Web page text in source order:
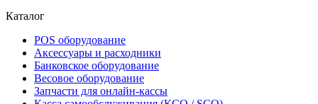
Каталог
POS оборудование
Аксессуары и расходники
Банковское оборудование
Весовое оборудование
Запчасти для онлайн-кассы